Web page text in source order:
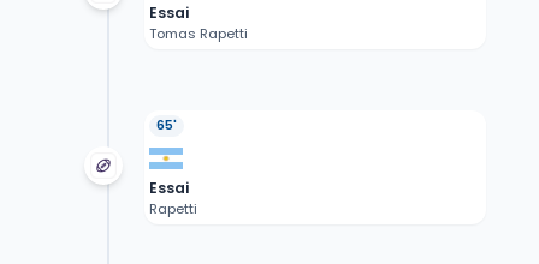
Essai
Tomas Rapetti
65'
Essai
Rapetti